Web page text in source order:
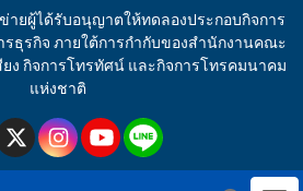
ายผู้ได้รับอนุญาตให้ทดลองประกอบกิจการ
รธุรกิจ ภายใต้การกำกับของสำนักงานคณะ
ยง กิจการโทรทัศน์ และกิจการโทรคมนาคม
แห่งชาติ